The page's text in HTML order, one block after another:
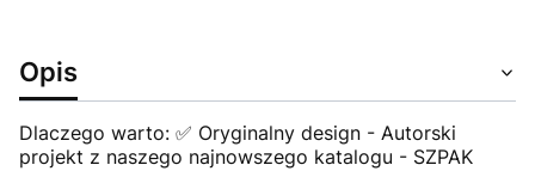
Opis
Dlaczego warto: ✅ Oryginalny design - Autorski
projekt z naszego najnowszego katalogu - SZPAK